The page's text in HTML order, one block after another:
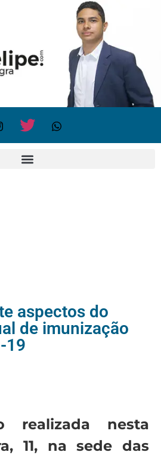
aspectos do
de imunização
19
realizada nesta
11, na sede das